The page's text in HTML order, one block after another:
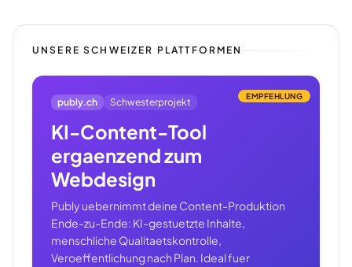
UNSERE SCHWEIZER PLATTFORMEN
EMPFEHLUNG
publy.ch Schwesterprojekt
KI-Content-Tool
ergaenzend zum
Webdesign
Publy uebernimmt deine Content-Produktion
Ende-zu-Ende: KI-gestuetzte Inhalte,
menschliche Qualitaetskontrolle,
Veroeffentlichung nach Plan. Ideal fuer